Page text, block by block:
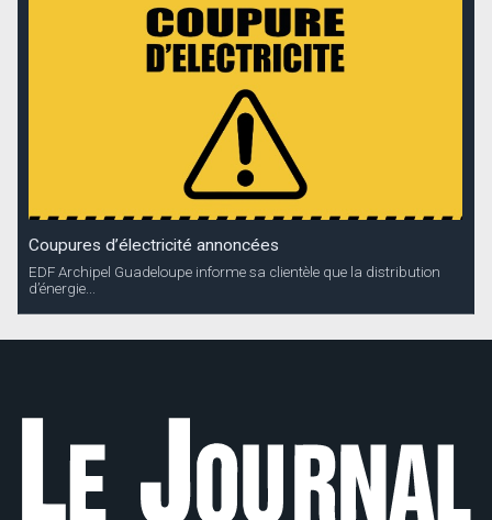
Coupures d’électricité annoncées
EDF Archipel Guadeloupe informe sa clientèle que la distribution
d’énergie...